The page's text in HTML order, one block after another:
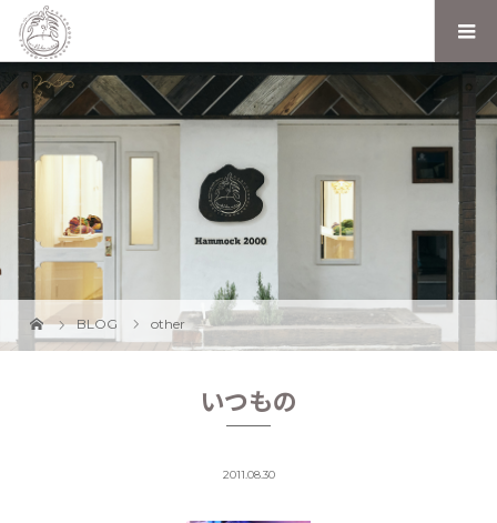
BLOG other
いつもの
2011.08.30